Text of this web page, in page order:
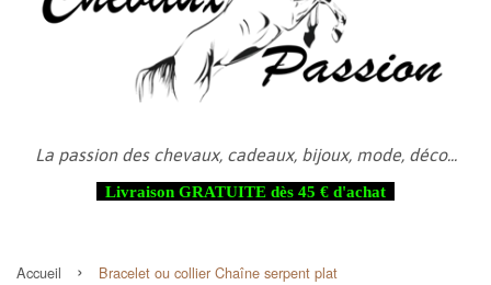
La passion des chevaux, cadeaux, bijoux, mode, déco...
Livraison GRATUITE dès 45 € d'achat
Accueil › Bracelet ou collier Chaîne serpent plat